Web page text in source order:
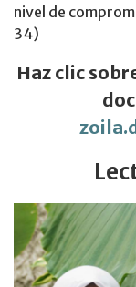
nivel de
34)
Haz clic